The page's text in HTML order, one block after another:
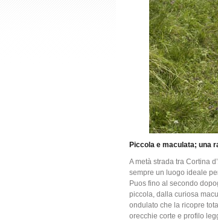
Piccola e maculata; una
A metà strada tra Cortina
sempre un luogo ideale
Puos fino al secondo
piccola, dalla curiosa
ondulato che la ricopre
orecchie corte e profilo